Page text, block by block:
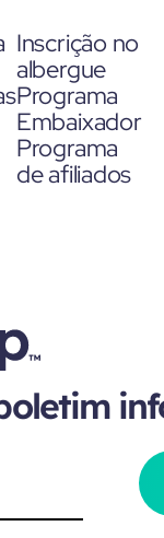
Inscrição no
albergue
Programa
Embaixador
Programa
de afiliados